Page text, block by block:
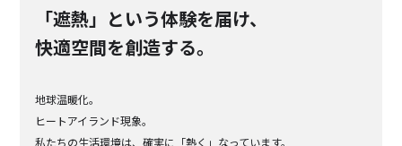
「遮熱」という体験を届け、
快適空間を創造する。
地球温暖化。
ヒートアイランド現象。
私たちの生活環境は、確実に「熱く」なっています。